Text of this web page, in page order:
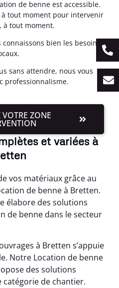
de benne est accessible.
tout moment pour intervenir
à tout moment.
bien les besoins
sans attendre, nous vous
professionnalisme.
VOTRE ZONE
et variées à
vos matériaux grâce au
de benne à Bretten.
élabore des solutions
de benne dans le secteur
à Bretten s’appuie
Notre Location de benne
des solutions
de chantier.